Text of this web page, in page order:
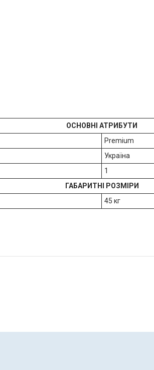
ОСНОВНІ АТРИБУТИ
Premium
Україна
1
ГАБАРИТНІ РОЗМІРИ
45 кг